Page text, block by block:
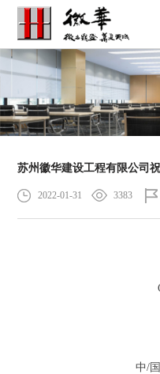
苏州徽华建设工程有限公司
2022-01-31 3383
中/